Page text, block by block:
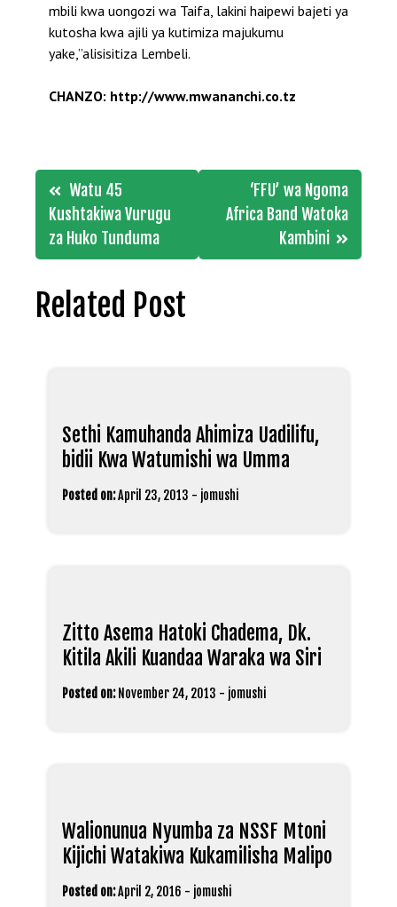
mbili kwa uongozi wa Taifa, lakini haipewi bajeti ya
kutosha kwa ajili ya kutimiza majukumu
yake,”alisisitiza Lembeli.
CHANZO: http://www.mwananchi.co.tz
Post
navigation
Watu 45
Kushtakiwa Vurugu
za Huko Tunduma
‘FFU’ wa Ngoma
Africa Band Watoka
Kambini
Related Post
Sethi Kamuhanda Ahimiza Uadilifu,
bidii Kwa Watumishi wa Umma
Posted on:April 23, 2013 - jomushi
Zitto Asema Hatoki Chadema, Dk.
Kitila Akili Kuandaa Waraka wa Siri
Posted on: November 24, 2013 - jomushi
Walionunua Nyumba za NSSF Mtoni
Kijichi Watakiwa Kukamilisha Malipo
Posted on:April 2, 2016 - jomushi